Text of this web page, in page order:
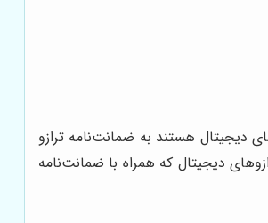
دیجیتال هستند به ضمانت‌نامه ترازو
دیجیتال که همراه با ضمانت‌نامه